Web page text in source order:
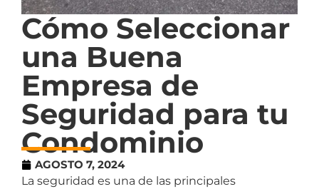
Cómo Seleccionar
una Buena
Empresa de
Seguridad para tu
Condominio
AGOSTO 7, 2024
La seguridad es una de las principales